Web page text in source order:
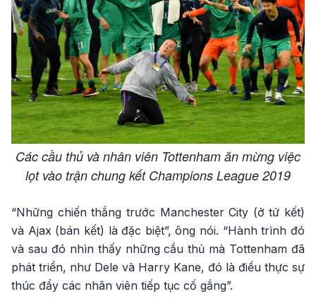
Các cầu thủ và nhân viên Tottenham ăn mừng việc
lọt vào trận chung kết Champions League 2019
“Những chiến thắng trước Manchester City (ở tứ kết)
và Ajax (bán kết) là đặc biệt”, ông nói. “Hành trình đó
và sau đó nhìn thấy những cầu thủ mà Tottenham đã
phát triển, như Dele và Harry Kane, đó là điều thực sự
thúc đẩy các nhân viên tiếp tục cố gắng”.